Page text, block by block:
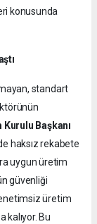
konusunda
standart
Başkanı
haksız rekabete
uygun üretim
güvenliği
üretim
kalıyor. Bu